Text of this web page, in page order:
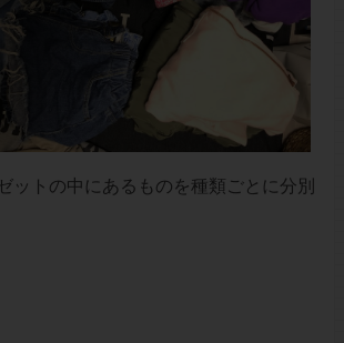
ットの中にあるものを種類ごとに分別